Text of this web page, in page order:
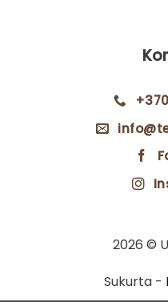
2026 ©
Sukurta -